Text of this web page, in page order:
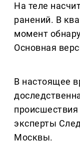
На теле
ранений. В
момент
Основная
В настоящее
эксперты
Москвы.